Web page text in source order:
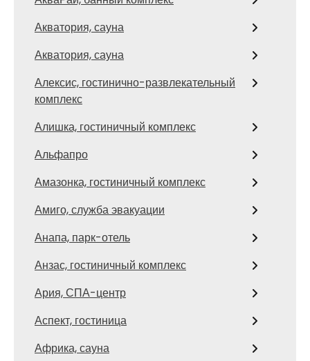
Акватория, сауна
Акватория, сауна
Алексис, гостинично-развлекательный
комплекс
Алишка, гостиничный комплекс
Альфапро
Амазонка, гостиничный комплекс
Амиго, служба эвакуации
Анапа, парк-отель
Анзас, гостиничный комплекс
Ария, СПА-центр
Аспект, гостиница
Африка, сауна